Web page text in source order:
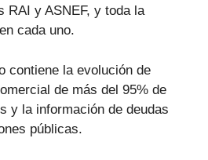
RAI y ASNEF, y toda la
cada uno.
contiene la evolución de
de más del 95% de
y la información de deudas
públicas.